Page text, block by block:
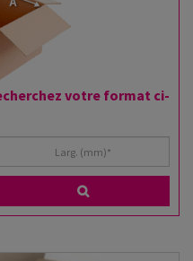
votre format ci-